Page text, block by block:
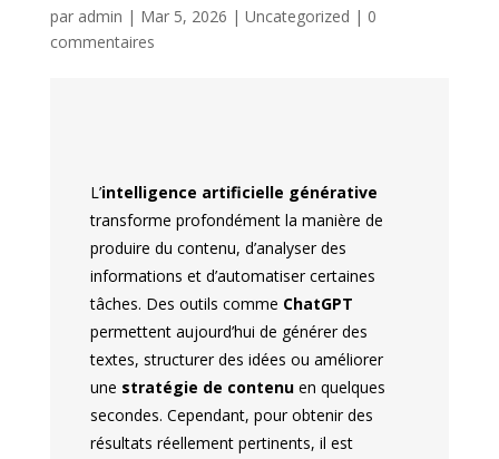
par admin | Mar 5, 2026 | Uncategorized | 0
commentaires
L’intelligence artificielle générative
transforme profondément la manière de
produire du contenu, d’analyser des
informations et d’automatiser certaines
tâches. Des outils comme ChatGPT
permettent aujourd’hui de générer des
textes, structurer des idées ou améliorer
une stratégie de contenuen quelques
secondes. Cependant, pour obtenir des
résultats réellement pertinents, il est